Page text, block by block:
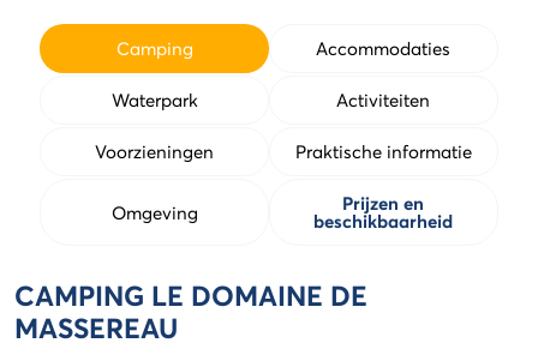
Camping Accommodaties
Waterpark Activiteiten
Voorzieningen Praktische informatie
Omgeving Prijzen en
beschikbaarheid
CAMPING LE DOMAINE DE
MASSEREAU